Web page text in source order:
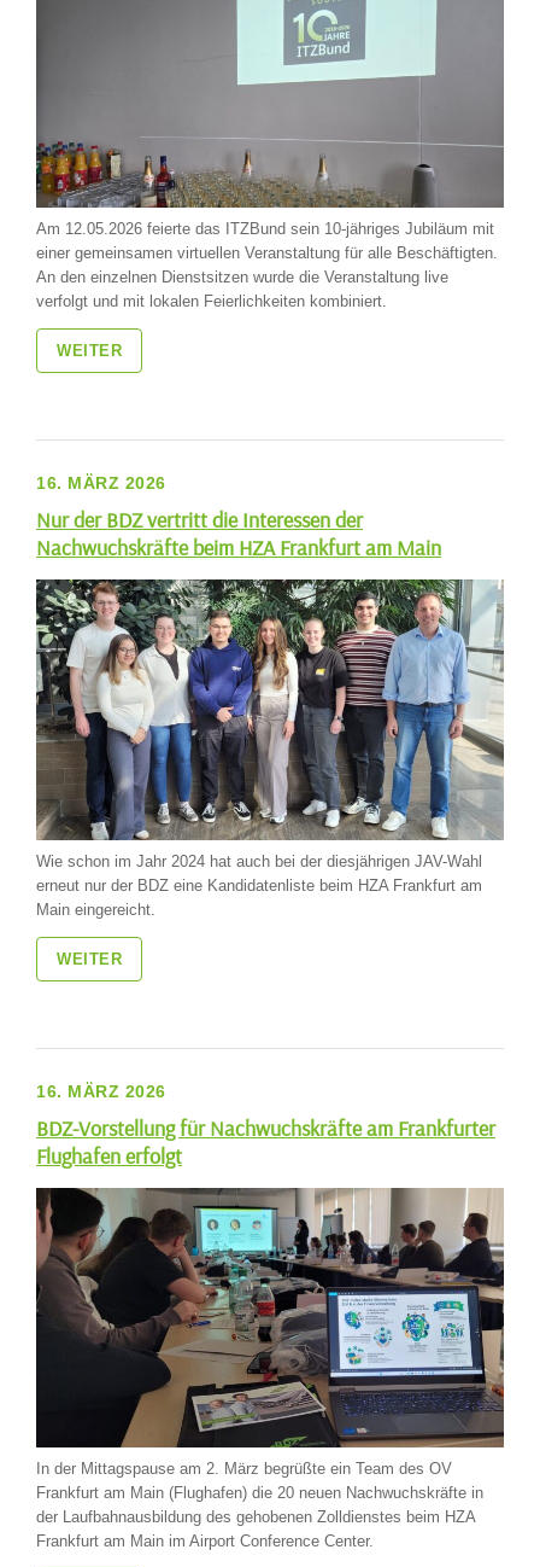
Am 12.05.2026 feierte das ITZBund sein 10-jähriges Jubiläum mit
einer gemeinsamen virtuellen Veranstaltung für alle Beschäftigten.
An den einzelnen Dienstsitzen wurde die Veranstaltung live
verfolgt und mit lokalen Feierlichkeiten kombiniert.
WEITER
16. MÄRZ 2026
Nur der BDZ vertritt die Interessen der
Nachwuchskräfte beim HZA Frankfurt am Main
Wie schon im Jahr 2024 hat auch bei der diesjährigen JAV-Wahl
erneut nur der BDZ eine Kandidatenliste beim HZA Frankfurt am
Main eingereicht.
WEITER
16. MÄRZ 2026
BDZ-Vorstellung für Nachwuchskräfte am Frankfurter
Flughafen erfolgt
In der Mittagspause am 2. März begrüßte ein Team des OV
Frankfurt am Main (Flughafen) die 20 neuen Nachwuchskräfte in
der Laufbahnausbildung des gehobenen Zolldienstes beim HZA
Frankfurt am Main im Airport Conference Center.